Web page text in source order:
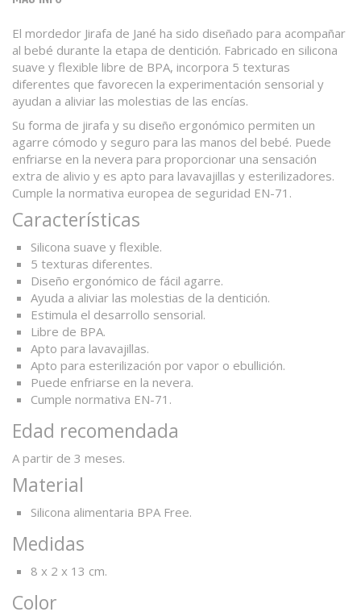
El mordedor Jirafa de Jané ha sido diseñado para acompañar
al bebé durante la etapa de dentición. Fabricado en silicona
suave y flexible libre de BPA, incorpora 5 texturas
diferentes que favorecen la experimentación sensorial y
ayudan a aliviar las molestias de las encías.
Su forma de jirafa y su diseño ergonómico permiten un
agarre cómodo y seguro para las manos del bebé. Puede
enfriarse en la nevera para proporcionar una sensación
extra de alivio y es apto para lavavajillas y esterilizadores.
Cumple la normativa europea de seguridad EN-71.
Características
Silicona suave y flexible.
5 texturas diferentes.
Diseño ergonómico de fácil agarre.
Ayuda a aliviar las molestias de la dentición.
Estimula el desarrollo sensorial.
Libre de BPA.
Apto para lavavajillas.
Apto para esterilización por vapor o ebullición.
Puede enfriarse en la nevera.
Cumple normativa EN-71.
Edad recomendada
A partir de 3 meses.
Material
Silicona alimentaria BPA Free.
Medidas
8 x 2 x 13 cm.
Color